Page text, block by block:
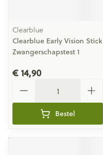
Clearblue
Clearblue Early Vision Stick
Zwangerschapstest 1
€ 14,90
Bestel